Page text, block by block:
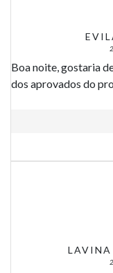
Boa noite, gostaria
dos aprovados do
LAVINA